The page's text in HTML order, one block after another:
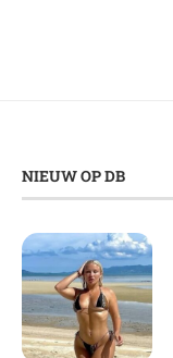
NIEUW OP DB